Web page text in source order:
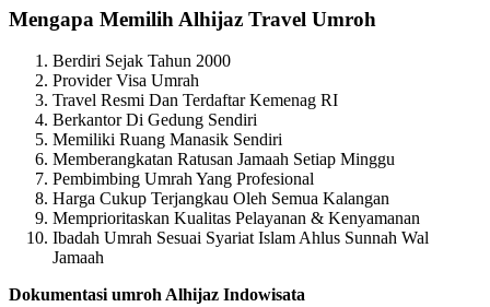
Mengapa Memilih Alhijaz Travel Umroh
Berdiri Sejak Tahun 2000
Provider Visa Umrah
Travel Resmi Dan Terdaftar Kemenag RI
Berkantor Di Gedung Sendiri
Memiliki Ruang Manasik Sendiri
Memberangkatan Ratusan Jamaah Setiap Minggu
Pembimbing Umrah Yang Profesional
Harga Cukup Terjangkau Oleh Semua Kalangan
Memprioritaskan Kualitas Pelayanan & Kenyamanan
Ibadah Umrah Sesuai Syariat Islam Ahlus Sunnah Wal
Jamaah
Dokumentasi umroh Alhijaz Indowisata